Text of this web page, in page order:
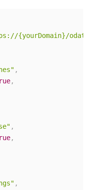
{yourDomain}/odata/
,
,
,
,
,